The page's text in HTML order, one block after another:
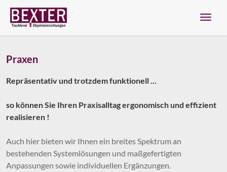
Zum Menü springen
Zur Funktionsleiste springen
Zum Inhalt springen
Praxen
Repräsentativ und trotzdem funktionell ...
so können Sie Ihren Praxisalltag ergonomisch und effizient
realisieren !
Auch hier bieten wir Ihnen ein breites Spektrum an
bestehenden Systemlösungen und maßgefertigten
Anpassungen sowie individuellen Ergänzungen.